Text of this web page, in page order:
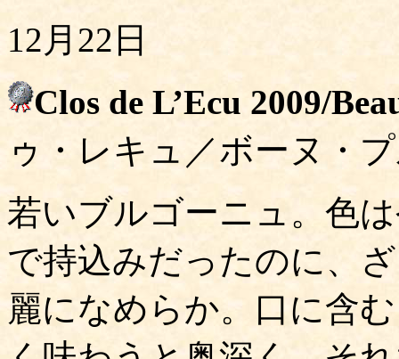
12月22日
Clos de L’Ecu 2009/
ゥ・レキュ／ボーヌ・
若いブルゴーニュ。色
で持込みだったのに、
麗になめらか。口に含